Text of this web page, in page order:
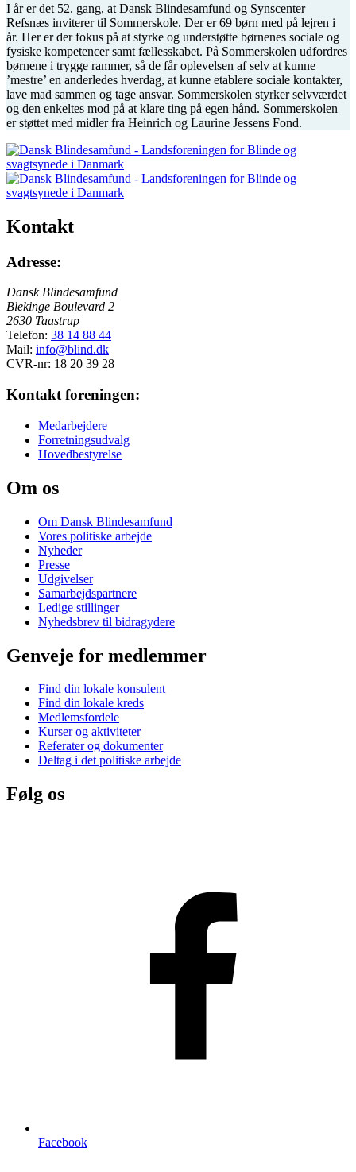
I år er det 52. gang, at Dansk Blindesamfund og Synscenter
Refsnæs inviterer til Sommerskole. Der er 69 børn med på lejren i
år. Her er der fokus på at styrke og understøtte børnenes sociale og
fysiske kompetencer samt fællesskabet. På Sommerskolen udfordres
børnene i trygge rammer, så de får oplevelsen af selv at kunne
’mestre’ en anderledes hverdag, at kunne etablere sociale kontakter,
lave mad sammen og tage ansvar. Sommerskolen styrker selvværdet
og den enkeltes mod på at klare ting på egen hånd. Sommerskolen
er støttet med midler fra Heinrich og Laurine Jessens Fond.
Kontakt
Adresse:
Dansk Blindesamfund
Blekinge Boulevard 2
2630 Taastrup
Telefon: 38 14 88 44
Mail: info@blind.dk
CVR-nr: 18 20 39 28
Kontakt foreningen:
Medarbejdere
Forretningsudvalg
Hovedbestyrelse
Om os
Om Dansk Blindesamfund
Vores politiske arbejde
Nyheder
Presse
Udgivelser
Samarbejdspartnere
Ledige stillinger
Nyhedsbrev til bidragydere
Genveje for medlemmer
Find din lokale konsulent
Find din lokale kreds
Medlemsfordele
Kurser og aktiviteter
Referater og dokumenter
Deltag i det politiske arbejde
Følg os
Facebook